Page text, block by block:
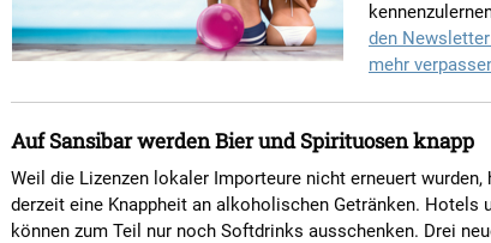
den
mehr
Auf Sansibar werden Bier und Spirituosen knapp
Weil die Lizenzen lokaler Importeure nicht erneuert
derzeit eine Knappheit an alkoholischen Getränken. Hotels
können zum Teil nur noch Softdrinks ausschenken. Drei